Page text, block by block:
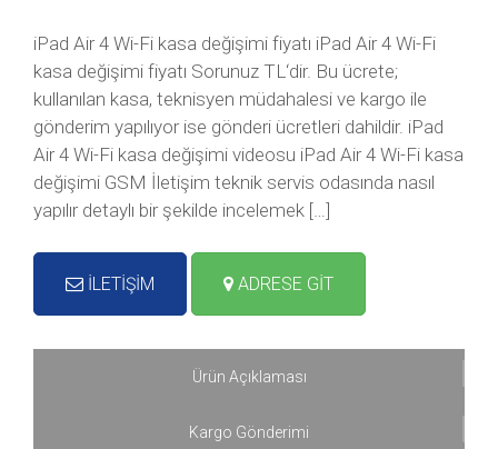
iPad Air 4 Wi-Fi kasa değişimi fiyatı iPad Air 4 Wi-Fi
kasa değişimi fiyatı Sorunuz TL‘dir. Bu ücrete;
kullanılan kasa, teknisyen müdahalesi ve kargo ile
gönderim yapılıyor ise gönderi ücretleri dahildir. iPad
Air 4 Wi-Fi kasa değişimi videosu iPad Air 4 Wi-Fi kasa
değişimi GSM İletişim teknik servis odasında nasıl
yapılır detaylı bir şekilde incelemek […]
İLETİŞİM ADRESE GİT
Ürün Açıklaması
Kargo Gönderimi